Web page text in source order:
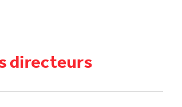
directeurs